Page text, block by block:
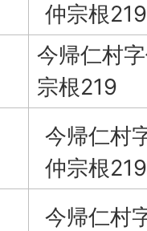
仲宗根219
今帰仁村
宗根219
今帰仁村
仲宗根219
今帰仁村